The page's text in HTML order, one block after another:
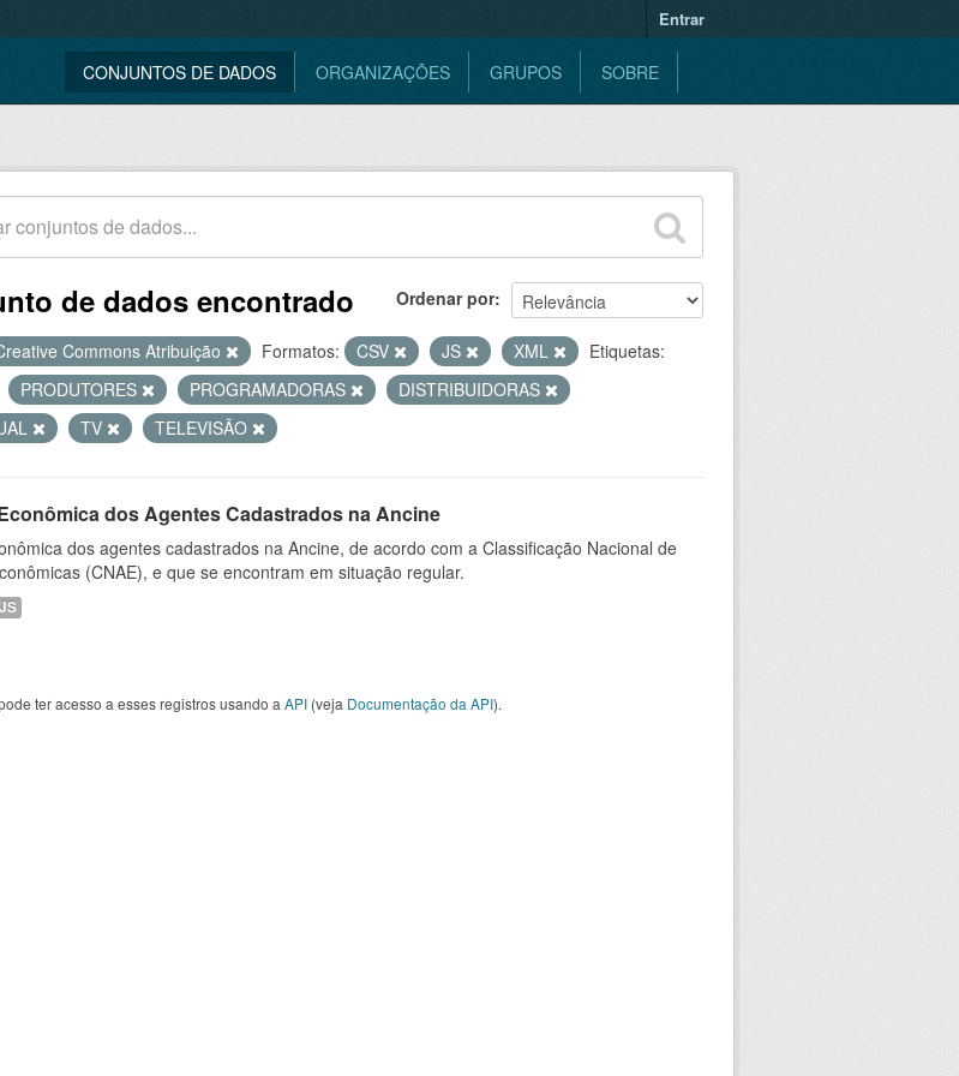
Entrar
CONJUNTOS DE DADOS ORGANIZAÇÕES GRUPOS SOBRE
Ordenar por
de dados encontrado
Commons Atribuição Formatos: CSV JS XML
Etiquetas:
PRODUTORES PROGRAMADORAS
DISTRIBUIDORAS
TV TELEVISÃO
dos Agentes Cadastrados na Ancine
dos agentes cadastrados na Ancine, de acordo com a Classificação Nacional de
(CNAE), e que se encontram em situação regular.
JS
ter acesso a esses registros usando a API (veja Documentação da API).